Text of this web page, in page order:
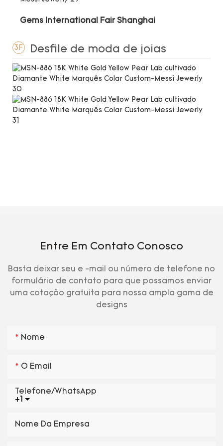
Gems International Fair Shanghai
3F Desfile de moda de joias
Entre Em Contato Conosco
Basta deixar seu e -mail ou número de telefone no
formulário de contato para que possamos enviar
uma cotação gratuita para nossa ampla gama de
designs
Nome
O Email
+1
Telefone/WhatsApp
Nome Da Empresa